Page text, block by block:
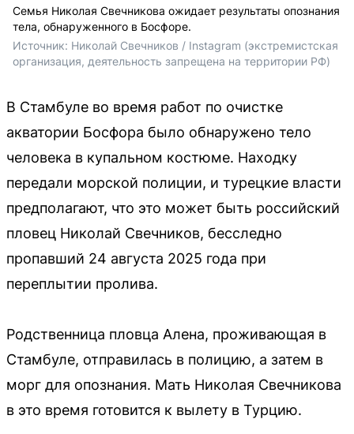
Семья Николая Свечникова ожидает результаты опознания
тела, обнаруженного в Босфоре.
Источник: Николай Свечников / Instagram (экстремистская
организация, деятельность запрещена на территории РФ)
В Стамбуле во время работ по очистке
акватории Босфора было обнаружено тело
человека в купальном костюме. Находку
передали морской полиции, и турецкие власти
предполагают, что это может быть российский
пловец Николай Свечников, бесследно
пропавший 24 августа 2025 года при
переплытии пролива.
Родственница пловца Алена, проживающая в
Стамбуле, отправилась в полицию, а затем в
морг для опознания. Мать Николая Свечникова
в это время готовится к вылету в Турцию.